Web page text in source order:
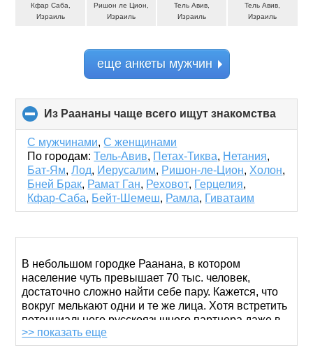
Кфар Саба,
Израиль
Ришон ле Цион,
Израиль
Тель Авив,
Израиль
Тель Авив,
Израиль
еще анкеты мужчин
Из Раананы чаще всего ищут знакомства
to
С мужчинами,С женщинами
По городам: Тель-Авив, Петах-Тиква, Нетания,
Бат-Ям,Лод, Иерусалим, Ришон-ле-Цион, Холон,
Бней Брак, Рамат Ган, Реховот, Герцелия,
Кфар-Саба, Бейт-Шемеш, Рамла, Гиватаим
В небольшом городке Раанана, в котором
население чуть превышает 70 тыс. человек,
достаточно сложно найти себе пару. Кажется, что
вокруг мелькают одни и те же лица. Хотя встретить
потенциального русскоязычного партнера даже в
маленьких городах реально. И для этого
>> показать еще